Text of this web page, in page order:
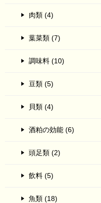
肉類 (4)
葉菜類 (7)
調味料 (10)
豆類 (5)
貝類 (4)
酒粕の効能 (6)
頭足類 (2)
飲料 (5)
魚類 (18)